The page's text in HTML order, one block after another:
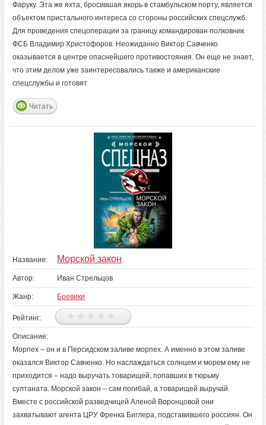
Фаруку. Эта же яхта, бросившая якорь в стамбульском порту, является
объектом пристального интереса со стороны российских спецслужб.
Для проведения спецоперации за границу командирован полковник
ФСБ Владимир Христофоров. Неожиданно Виктор Савченко
оказывается в центре опаснейшего противостояния. Он еще не знает,
что этим делом уже заинтересовались также и американские
спецслужбы и готовят
Читать
Название: Морской закон
Автор: Иван Стрельцов
Жанр: Боевики
Рейтинг:
Описание:
Морпех – он и в Персидском заливе морпех. А именно в этом заливе
оказался Виктор Савченко. Но наслаждаться солнцем и морем ему не
приходится – надо выручать товарищей, попавших в тюрьму
султаната. Морской закон – сам погибай, а товарищей выручай.
Вместе с российской разведчицей Аленой Воронцовой они
захватывают агента ЦРУ Френка Биглера, подставившего россиян. Он